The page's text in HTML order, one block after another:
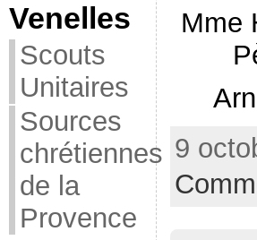
Venelles
Scouts
Unitaires
Sources
chrétiennes
de la
Provence
Mme
9